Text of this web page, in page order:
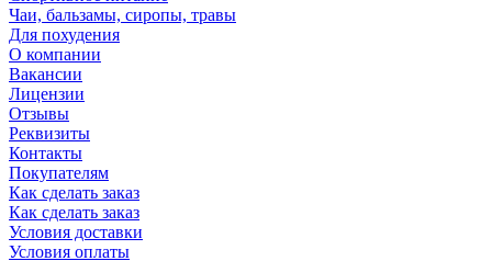
Чаи, бальзамы, сиропы, травы
Для похудения
О компании
Вакансии
Лицензии
Отзывы
Реквизиты
Контакты
Покупателям
Как сделать заказ
Как сделать заказ
Условия доставки
Условия оплаты